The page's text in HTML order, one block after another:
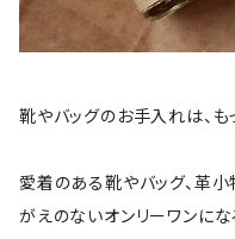
靴やバッグのお手入れは、も
愛着のある靴やバッグ、革
がえのないオンリーワンにな